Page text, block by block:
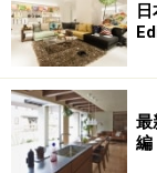
最
編